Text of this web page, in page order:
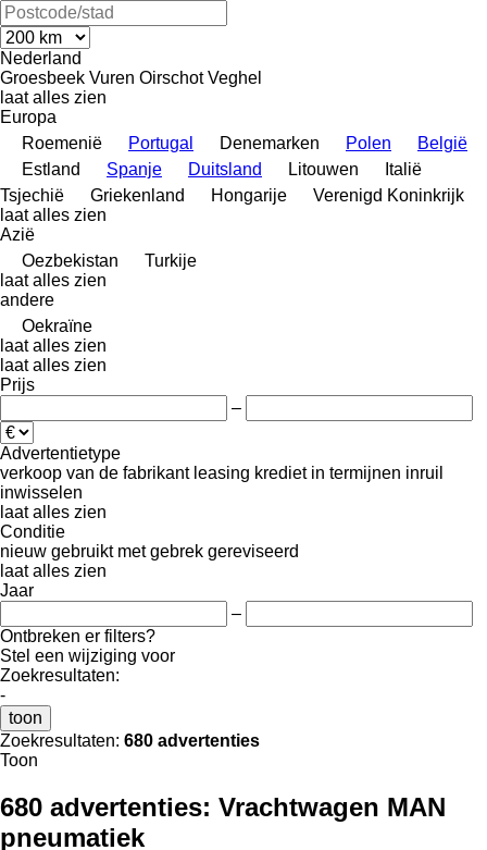
Nederland
Groesbeek Vuren Oirschot Veghel
laat alles zien
Europa
Roemenië
Portugal Denemarken Polen
België
Estland
Spanje Duitsland Litouwen
Italië
Tsjechië
Griekenland Hongarije
Verenigd Koninkrijk
laat alles zien
Azië
Oezbekistan
Turkije
laat alles zien
andere
Oekraïne
laat alles zien
laat alles zien
Prijs
–
Advertentietype
verkoop van de fabrikant leasing krediet in termijnen inruil
inwisselen
laat alles zien
Conditie
nieuw gebruikt met gebrek gereviseerd
laat alles zien
Jaar
–
Ontbreken er filters?
Stel een wijziging voor
Zoekresultaten:
-
toon
Zoekresultaten: 680 advertenties
Toon
680 advertenties: Vrachtwagen MAN
pneumatiek